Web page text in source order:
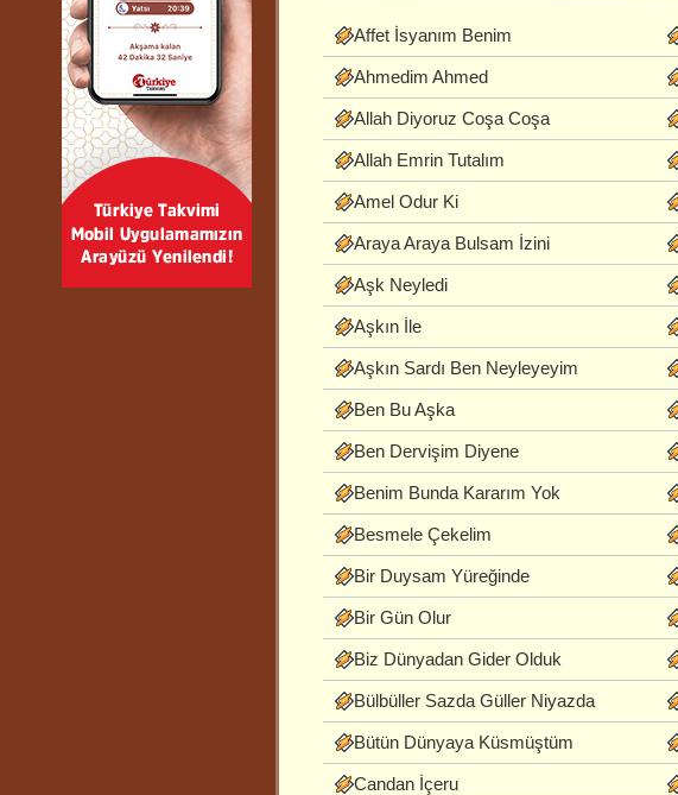
Affet İsyanım Benim
Ahmedim Ahmed
Allah Diyoruz Coşa Coşa
Allah Emrin Tutalım
Amel Odur Ki
Araya Araya Bulsam İzini
Aşk Neyledi
Aşkın İle
Aşkın Sardı Ben Neyleyeyim
Ben Bu Aşka
Ben Dervişim Diyene
Benim Bunda Kararım Yok
Besmele Çekelim
Bir Duysam Yüreğinde
Bir Gün Olur
Biz Dünyadan Gider Olduk
Bülbüller Sazda Güller Niyazda
Bütün Dünyaya Küsmüştüm
Candan İçeru